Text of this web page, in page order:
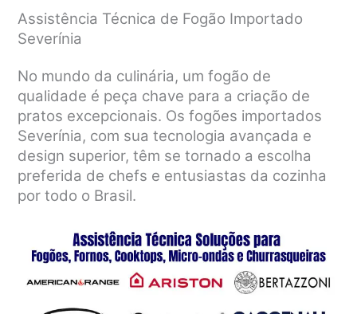
Assistência Técnica de Fogão Importado
Severínia
No mundo da culinária, um fogão de
qualidade é peça chave para a criação de
pratos excepcionais. Os fogões importados
Severínia, com sua tecnologia avançada e
design superior, têm se tornado a escolha
preferida de chefs e entusiastas da cozinha
por todo o Brasil.